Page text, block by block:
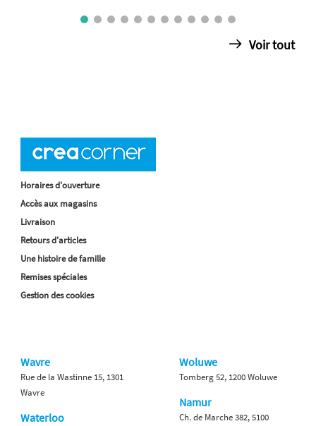
Voir tout
Horaires d'ouverture
Accès aux magasins
Livraison
Retours d'articles
Une histoire de famille
Remises spéciales
Gestion des cookies
Wavre
Rue de la Wastinne 15, 1301
Wavre
Waterloo
Woluwe
Tomberg 52, 1200 Woluwe
Namur
Ch. de Marche 382, 5100